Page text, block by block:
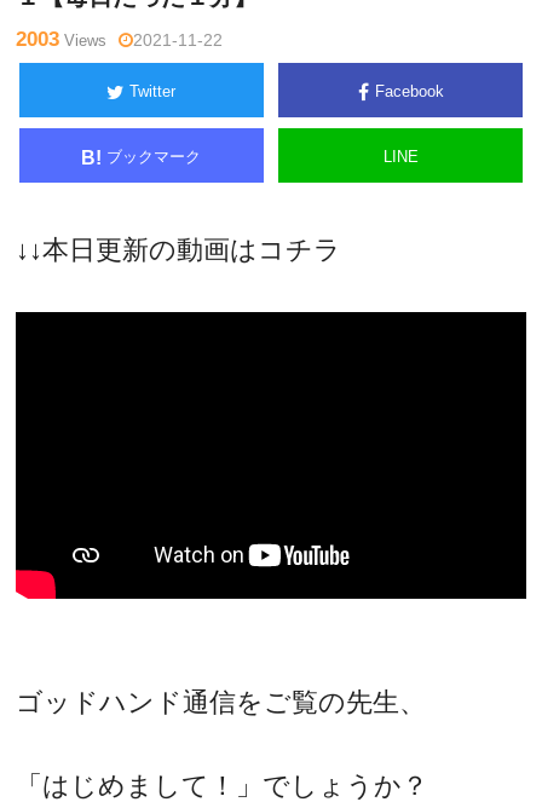
2003 Views 2021-11-22
Twitter Facebook
B! ブックマーク LINE
↓↓本日更新の動画はコチラ
ゴッドハンド通信をご覧の先生、
「はじめまして！」でしょうか？